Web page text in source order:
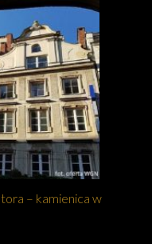
– kamienica w